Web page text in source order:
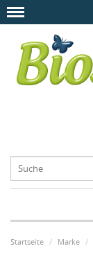
Startseite Marke